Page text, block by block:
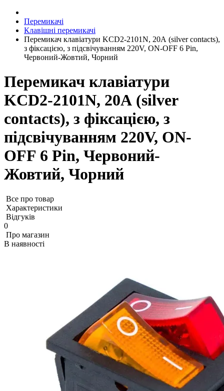
Перемикачі
Клавішні перемикачі
Перемикач клавіатури KCD2-2101N, 20А (silver contacts),
з фіксацією, з підсвічуванням 220V, ON-OFF 6 Pin,
Червоний-Жовтий, Чорний
Перемикач клавіатури
KCD2-2101N, 20А (silver
contacts), з фіксацією, з
підсвічуванням 220V, ON-
OFF 6 Pin, Червоний-
Жовтий, Чорний
Все про товар
Характеристики
Відгуків
0
Про магазин
В наявності